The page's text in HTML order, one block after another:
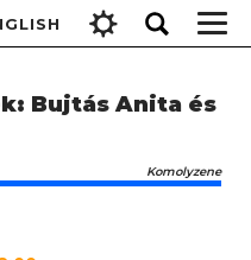
Bujtás Anita és
Komolyzene